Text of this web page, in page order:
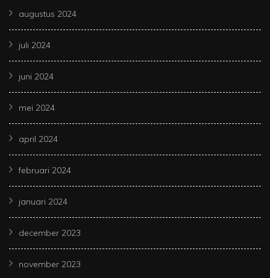
augustus 2024
juli 2024
juni 2024
mei 2024
april 2024
februari 2024
januari 2024
december 2023
november 2023